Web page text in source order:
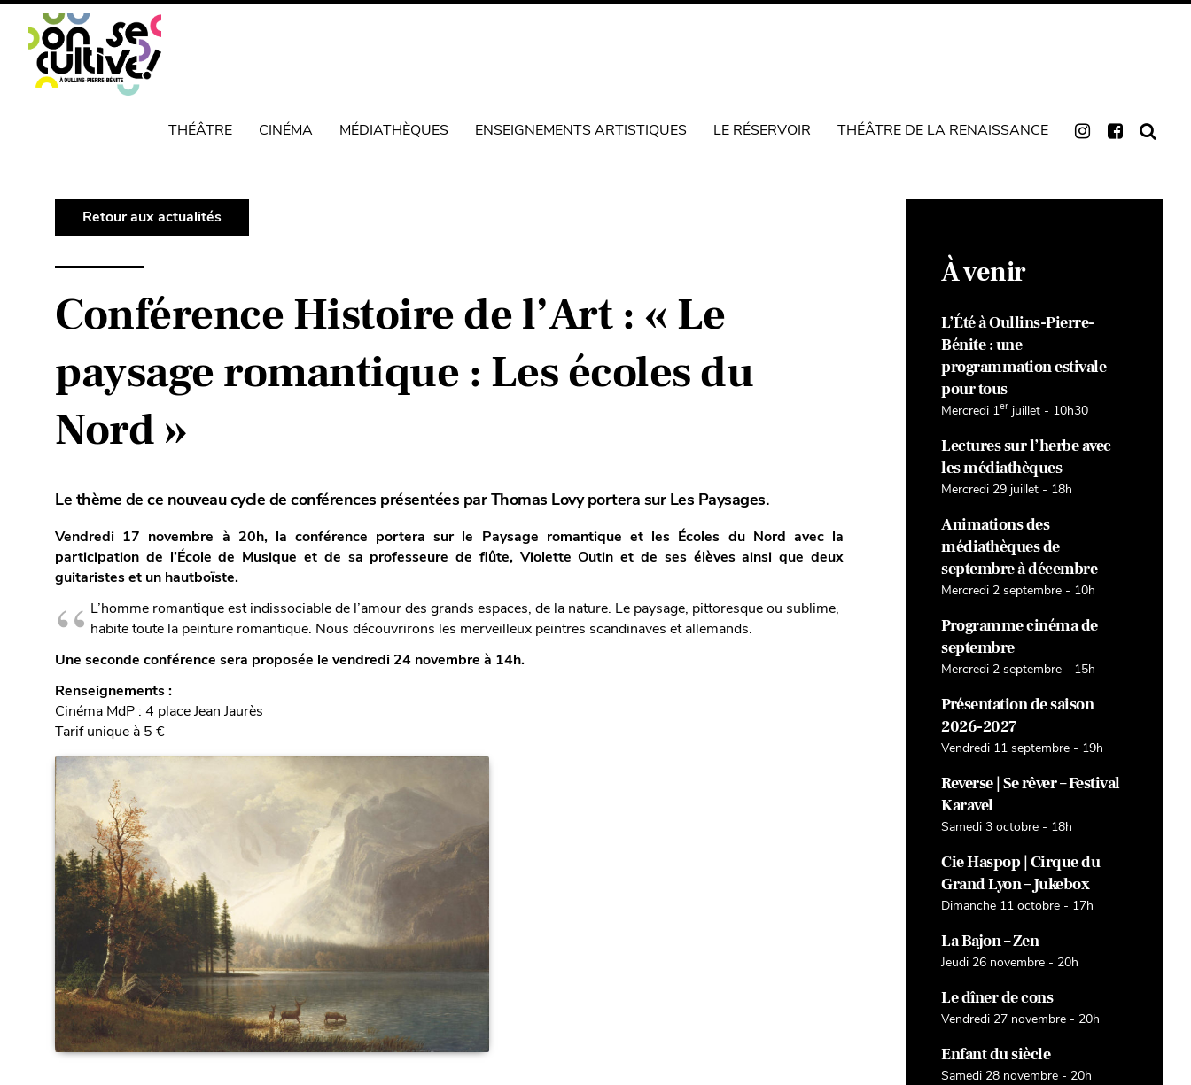
THÉÂTRE CINÉMA MÉDIATHÈQUES ENSEIGNEMENTS ARTISTIQUES LE RÉSERVOIR THÉÂTRE DE LA RENAISSANCE
Retour aux actualités
Conférence Histoire de l’Art : « Le
paysage romantique : Les écoles du
Nord »
Le thème de ce nouveau cycle de conférences présentées par Thomas Lovy portera sur Les Paysages.
Vendredi 17 novembre à 20h, la conférence portera sur le Paysage romantique et les Écoles du Nord avec la
participation de l’École de Musique et de sa professeure de flûte, Violette Outin et de ses élèves ainsi que deux
guitaristes et un hautboïste.
L’homme romantique est indissociable de l’amour des grands espaces, de la nature. Le paysage, pittoresque ou sublime,
habite toute la peinture romantique. Nous découvrirons les merveilleux peintres scandinaves et allemands.
Une seconde conférence sera proposée le vendredi 24 novembre à 14h.
Renseignements :
Cinéma MdP : 4 place Jean Jaurès
Tarif unique à 5 €
À venir
L’Été à Oullins-Pierre-
Bénite : une
programmation estivale
pour tous
Mercredi 1er juillet - 10h30
Lectures sur l’herbe avec
les médiathèques
Mercredi 29 juillet - 18h
Animations des
médiathèques de
septembre à décembre
Mercredi 2 septembre - 10h
Programme cinéma de
septembre
Mercredi 2 septembre - 15h
Présentation de saison
2026-2027
Vendredi 11 septembre - 19h
Reverse | Se rêver – Festival
Karavel
Samedi 3 octobre - 18h
Cie Haspop | Cirque du
Grand Lyon – Jukebox
Dimanche 11 octobre - 17h
La Bajon – Zen
Jeudi 26 novembre - 20h
Le dîner de cons
Vendredi 27 novembre - 20h
Enfant du siècle
Samedi 28 novembre - 20h